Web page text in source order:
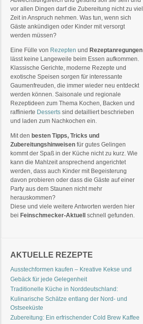
vor allen Dingen darf die Zubereitung nicht zu viel
Zeit in Anspruch nehmen. Was tun, wenn sich
Gäste ankündigen oder Kinder mit versorgt
werden müssen?
Eine Fülle von Rezepten und Rezeptanregungen
lässt keine Langeweile beim Essen aufkommen.
Klassische Gerichte, moderne Rezepte und
exotische Speisen sorgen für interessante
Gaumenfreuden, die immer wieder neu entdeckt
werden können. Saisonale und regionale
Rezeptideen zum Thema Kochen, Backen und
raffinierte Desserts sind detailliert beschrieben
und laden zum Nachkochen ein.
Mit den besten Tipps, Tricks und
Zubereitungshinweisen für gutes Gelingen
kommt der Spaß in der Küche nicht zu kurz. Wie
kann die Mahlzeit ansprechend angerichtet
werden, dass auch Kinder mit Begeisterung
davon probieren oder dass die Gäste auf einer
Party aus dem Staunen nicht mehr
herauskommen?
Diese und viele weitere Antworten werden hier
bei Feinschmecker-Aktuell schnell gefunden.
AKTUELLE REZEPTE
Ausstechformen kaufen – Kreative Kekse und
Gebäck für jede Gelegenheit
Traditionelle Küche in Norddeutschland:
Kulinarische Schätze entlang der Nord- und
Ostseeküste
Zubereitung: Ein erfrischender Cold Brew Kaffee